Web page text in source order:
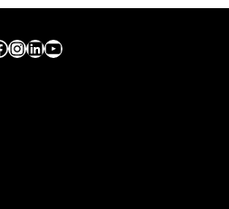
Instragram ville de seraing linkedin – ville de seraing YouTube